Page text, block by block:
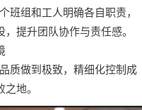
组和工人明确各自职责，
提升团队协作与责任感。
做到极致，精细化控制成
地。